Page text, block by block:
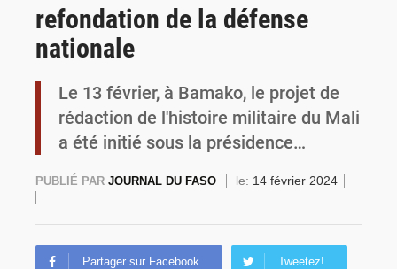
refondation de la défense
nationale
Le 13 février, à Bamako, le projet de
rédaction de l'histoire militaire du Mali
a été initié sous la présidence…
PUBLIÉ PAR JOURNAL DU FASO le: 14 février 2024
Partager sur Facebook Tweetez!